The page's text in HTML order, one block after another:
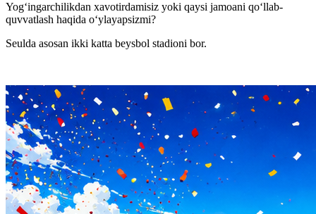
Yog‘ingarchilikdan xavotirdamisiz yoki qaysi jamoani qo‘llab-
quvvatlash haqida o‘ylayapsizmi?
Seulda asosan ikki katta beysbol stadioni bor.